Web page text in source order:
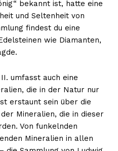
bekannt ist, hatte eine
und Seltenheit von
findest du eine
wie Diamanten,
umfasst auch eine
die in der Natur nur
erstaunt sein über die
Mineralien, die in dieser
Von funkelnden
Mineralien in allen